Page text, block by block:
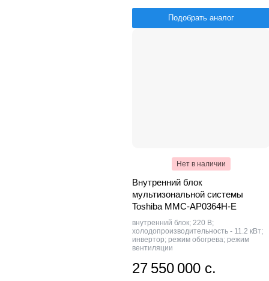
Подобрать аналог
Нет в наличии
Внутренний блок
мультизональной системы
Toshiba MMC-AP0364H-E
внутренний блок; 220 В;
холодопроизводительность - 11.2 кВт;
инвертор; режим обогрева; режим
вентиляции
27 550 000 с.